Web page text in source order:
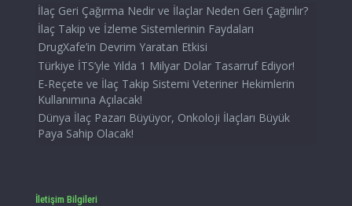
İlaç Geri Çağırma Nedir ve İlaçlar Neden Geri Çağırılır?
İlaç Takip ve İzleme Sistemlerinin Faydaları
DrugXafe’in Devrim Yaratan Etkisi
Türkiye İTS’yle Yılda 1 Milyar Dolar Tasarruf Ediyor!
E-Reçete ve İlaç Takip Sistemi Veteriner Hekimlerin
Kullanımına Açılacak!
Dünya İlaç Pazarı Büyüyor, Onkoloji İlaçları Büyük
Paya Sahip Olacak!
İletişim Bilgileri